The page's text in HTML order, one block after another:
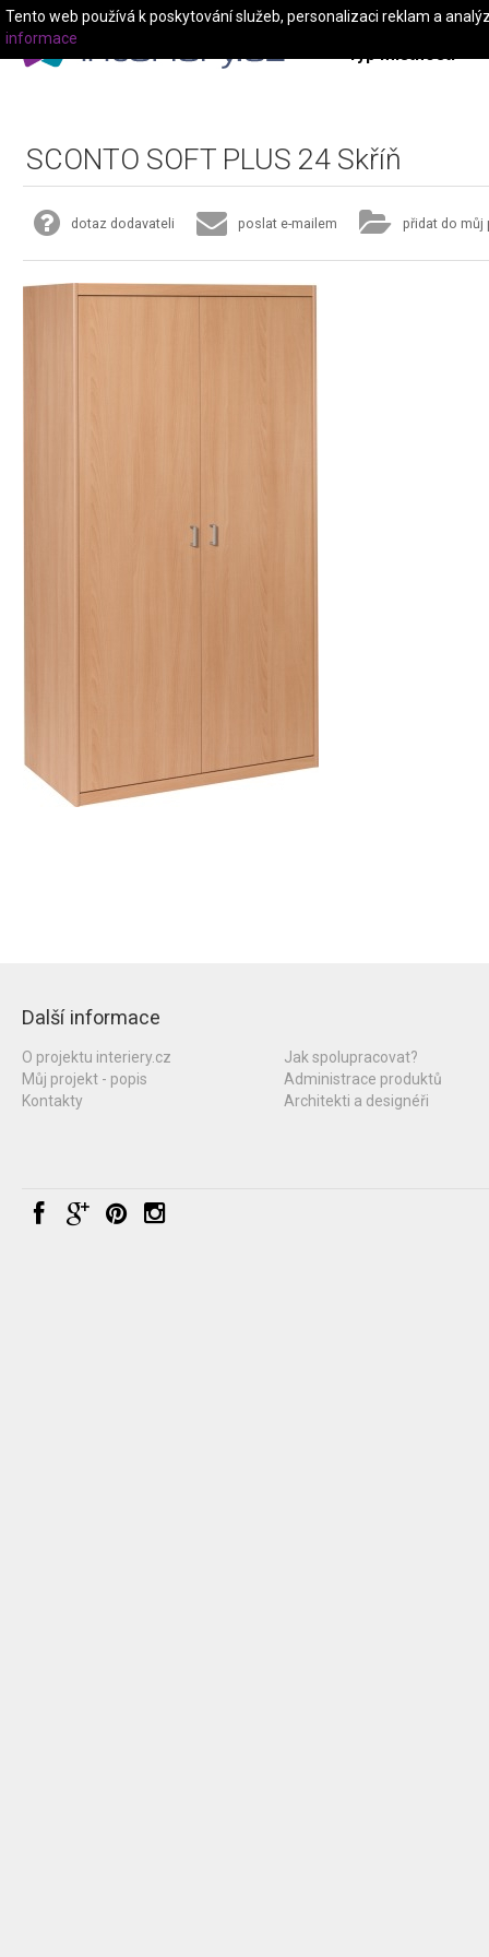
Typ místnosti
SCONTO SOFT PLUS 24 Skříň
dotaz dodavateli poslat e-mailem přidat do můj
Další informace
O projektu interiery.cz
Můj projekt - popis
Kontakty
Jak spolupracovat?
Administrace produktů
Architekti a designéři
Tento web používá k poskytování služeb, personalizaci reklam a
informace